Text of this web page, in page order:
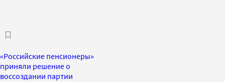
«Российские пенсионеры»
приняли решение о
воссоздании партии